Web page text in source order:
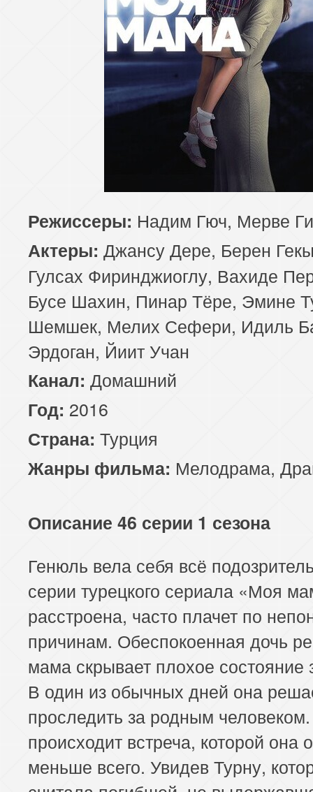
66 серия
67 серия
70 серия
71 серия
74 серия
75 серия
78 серия
79 серия
82 серия
83 серия
Режиссеры: Надим Гюч, Мерве
Актеры: Джансу Дере, Берен
Гулсах Фиринджиоглу, Вахиде
Бусе Шахин, Пинар Тёре, Эмине
Шемшек, Мелих Сефери, Идиль
Эрдоган, Йиит Учан
Канал: Домашний
Год: 2016
Страна: Турция
Жанры фильма: Мелодрама,
Описание 46 серии 1 сезона
Генюль вела себя всё
серии турецкого сериала «Моя
расстроена, часто плачет по
причинам. Обеспокоенная дочь
мама скрывает плохое состояние
В один из обычных дней она
проследить за родным
происходит встреча, которой она
меньше всего. Увидев Турну,